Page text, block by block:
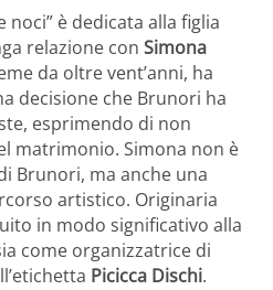
noci” è dedicata alla figlia
relazione con Simona
da oltre vent’anni, ha
decisione che Brunori ha
esprimendo di non
matrimonio. Simona non è
Brunori, ma anche una
artistico. Originaria
in modo significativo alla
come organizzatrice di
Picicca Dischi.